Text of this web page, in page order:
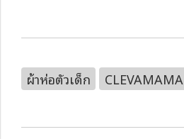
ผ้าห่อตัวเด็ก CLEVAMAMA